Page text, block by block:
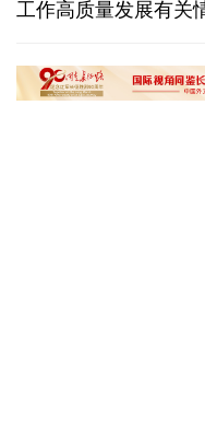
韩国总统要求加速整
工作高质量发展有关